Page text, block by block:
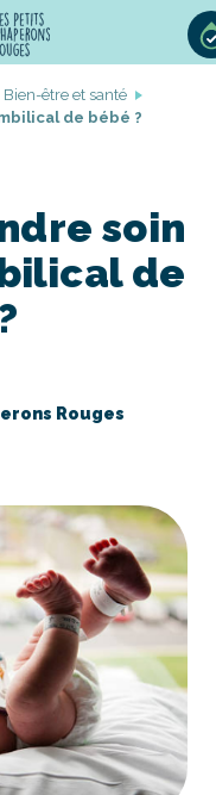
Bien-être et santé
de bébé ?
soin
de
Rouges